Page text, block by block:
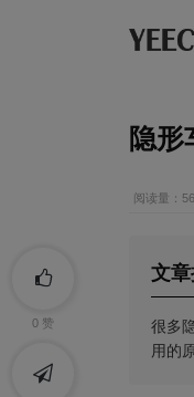
隐形
阅读量：
文
很多
用的
0 赞